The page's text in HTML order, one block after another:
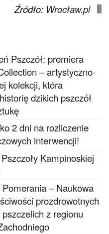
Źródło: Wrocław.pl
Pszczół: premiera
– artystyczno-
kolekcji, która
dzikich pszczół
2 dni na rozliczenie
interwencji!
Kampinoskiej
– Naukowa
prozdrowotnych
z regionu